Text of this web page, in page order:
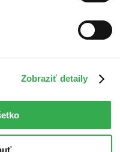
Zobraziť detaily